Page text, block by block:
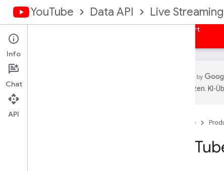
YouTube Data API Live
Support
Übersicht
Clientbibliotheken
übersetzen. KI-
Startseite
Info
Chat
API